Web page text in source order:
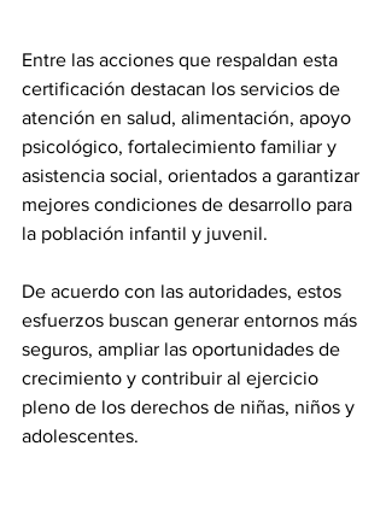
Entre las acciones que respaldan esta
certificación destacan los servicios de
atención en salud, alimentación, apoyo
psicológico, fortalecimiento familiar y
asistencia social, orientados a garantizar
mejores condiciones de desarrollo para
la población infantil y juvenil.
De acuerdo con las autoridades, estos
esfuerzos buscan generar entornos más
seguros, ampliar las oportunidades de
crecimiento y contribuir al ejercicio
pleno de los derechos de niñas, niños y
adolescentes.